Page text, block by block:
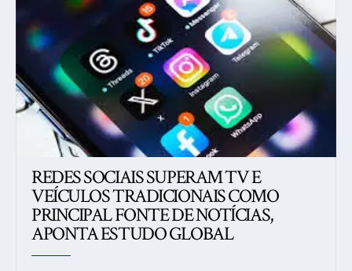
REDES SOCIAIS SUPERAM TV E
VEÍCULOS TRADICIONAIS COMO
PRINCIPAL FONTE DE NOTÍCIAS,
APONTA ESTUDO GLOBAL